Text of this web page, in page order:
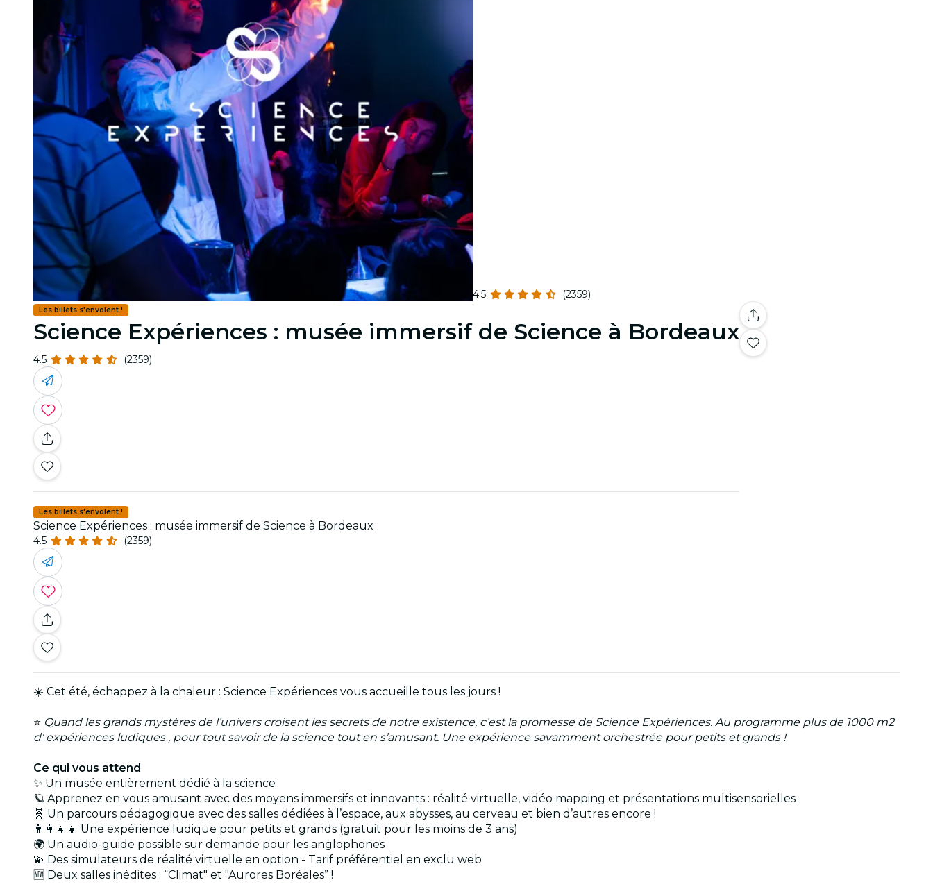
4.5 (2359)
Les billets s'envolent !
Science Expériences : musée immersif de Science à Bordeaux
4.5 (2359)
Les billets s'envolent !
Science Expériences : musée immersif de Science à Bordeaux
4.5 (2359)
☀️ Cet été, échappez à la chaleur : Science Expériences vous accueille tous les jours !
⭐ Quand les grands mystères de l’univers croisent les secrets de notre existence, c’est la promesse de Science Expériences. Au programme plus de 1000 m2
d' expériences ludiques , pour tout savoir de la science tout en s’amusant. Une expérience savamment orchestrée pour petits et grands !
Ce qui vous attend
✨ Un musée entièrement dédié à la science
🪐 Apprenez en vous amusant avec des moyens immersifs et innovants : réalité virtuelle, vidéo mapping et présentations multisensorielles
🧬 Un parcours pédagogique avec des salles dédiées à l’espace, aux abysses, au cerveau et bien d’autres encore !
👨‍👩‍👧‍👧 Une expérience ludique pour petits et grands (gratuit pour les moins de 3 ans)
🌍 Un audio-guide possible sur demande pour les anglophones
💫 Des simulateurs de réalité virtuelle en option - Tarif préférentiel en exclu web
🆕 Deux salles inédites : “Climat" et "Aurores Boréales” !